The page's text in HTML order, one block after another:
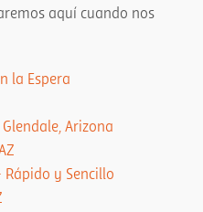
aquí cuando nos
la Espera
Arizona
Rápido y Sencillo